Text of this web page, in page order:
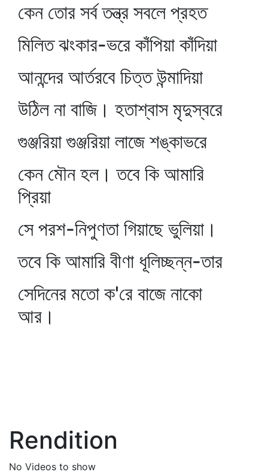
কেন তোর সর্ব তন্ত্র সবলে প্রহত
মিলিত ঝংকার-ভরে কাঁপিয়া কাঁদিয়া
আনন্দের আর্তরবে চিত্ত উন্মাদিয়া
উঠিল না বাজি। হতাশ্বাস মৃদুস্বরে
গুঞ্জরিয়া গুঞ্জরিয়া লাজে শঙ্কাভরে
কেন মৌন হল। তবে কি আমারি
প্রিয়া
সে পরশ-নিপুণতা গিয়াছে ভুলিয়া।
তবে কি আমারি বীণা ধূলিচ্ছন্ন-তার
সেদিনের মতো ক'রে বাজে নাকো
আর।
Rendition
No Videos to show